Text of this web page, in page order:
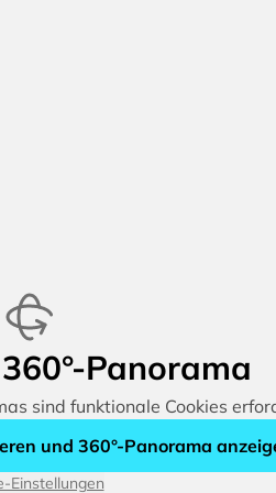
Panorama
sind funktionale Cookies
und 360°-Panorama
Einstellungen